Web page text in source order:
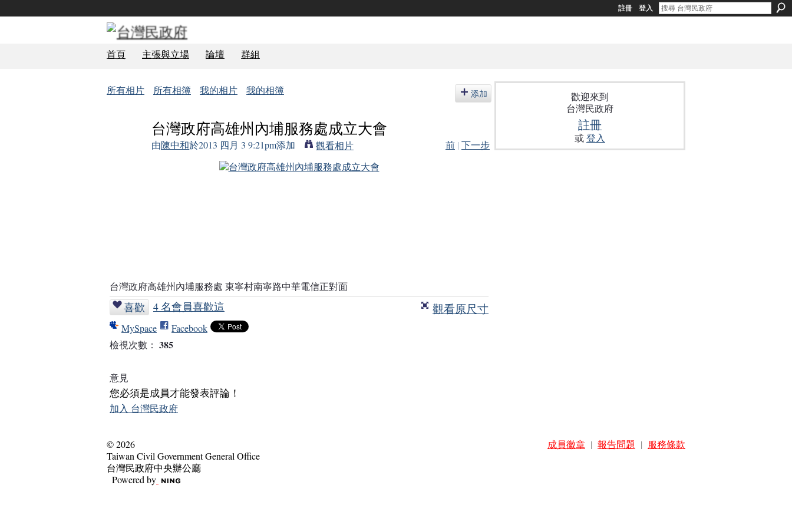
註冊 登入
首頁 主張與立場 論壇 群組
所有相片 所有相簿 我的相片 我的相簿 添加
台灣政府高雄州內埔服務處成立大會
由陳中和於2013 四月 3 9:21pm添加 觀看相片 前 | 下一步
台灣政府高雄州內埔服務處 東寧村南寧路中華電信正對面
喜歡 4 名會員喜歡這
MySpace
Facebook
檢視次數： 385
觀看原尺寸
意見
您必須是成員才能發表評論！
加入 台灣民政府
歡迎來到
台灣民政府
註冊
或登入
© 2026
Taiwan Civil Government General Office
台灣民政府中央辦公廳
Powered by
成員徽章 | 報告問題 | 服務條款